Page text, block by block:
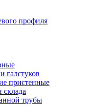
профиля
галстуков
пристенные
трубы